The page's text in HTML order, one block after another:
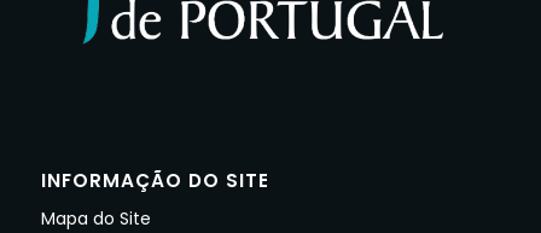
INFORMAÇÃO DO SITE
Mapa do Site